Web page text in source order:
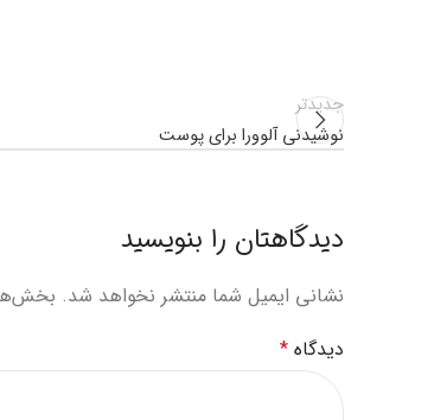
جدیدتر
نوشیدنی آلوورا برای پوست
دیدگاهتان را بنویسید
نشانی ایمیل شما منتشر نخواهد شد.
دیدگاه *